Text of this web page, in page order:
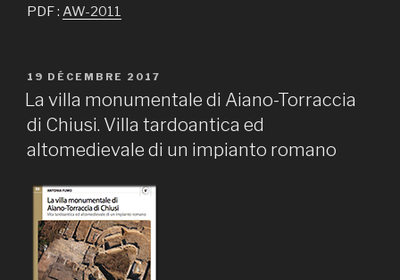
PDF : AW-2011
PUBLIÉ
LE
19 DÉCEMBRE 2017
La villa monumentale di Aiano-Torraccia
di Chiusi. Villa tardoantica ed
altomedievale di un impianto romano